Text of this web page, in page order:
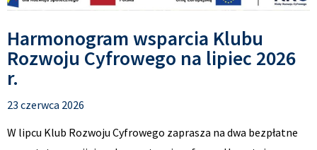
Harmonogram wsparcia Klubu
Rozwoju Cyfrowego na lipiec 2026
r.
23 czerwca 2026
W lipcu Klub Rozwoju Cyfrowego zaprasza na dwa bezpłatne